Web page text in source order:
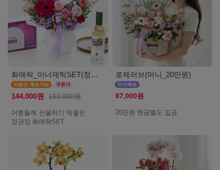
화애락_이너제틱SET(정관장_서울)
144,000원 160,000원
어른들께 선물하기 딱좋은
정관장 화애락SET
로제러브(머니_20만원)
87,000원
20만원 현금별도 입금